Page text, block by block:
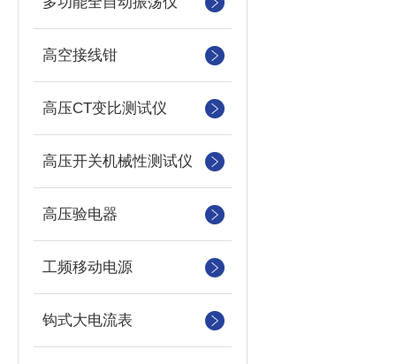
高空接线钳
高压CT变比测试仪
高压开关机械性测试仪
高压验电器
工频移动电源
钩式大电流表